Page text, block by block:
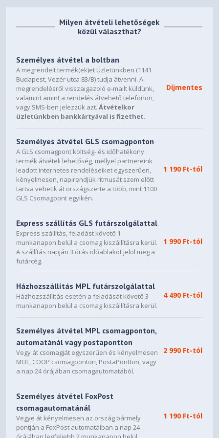
Vételi érzékenység
5GHz:
11ac HT20 mcs8:69dBm;11ac
HT40 mcs9:-65dBm;
11ac HT80 mcs9:-62dBm;
2.4GHz:
11g 54Mbps:-78dBm;
11n HT20 mcs7:-74dBm;
11n HT40 mcs7:-71dbm；
Sugárzási teljesítmény
<23dBm(5GHz)
Vezeték nélküli funkciók
Enable/Disable Wireless
Radio, WDS Bridge, WMM,
Wireless Statistics
SZOFTVER JELLEMZŐK
WAN típus
Dynamic IP, Static IP, PPPoE,
PPTP (Dual Access), L2TP
Access), BigPond
Vezérlés
Access Control, Local
Management, Remote
Management
DHCP
Address Reservation
Port Forwarding
Virtual Server, Port Triggering,
UPnP, DMZ
Dynamic DNS
DynDns, NO-IP
Hozzáférés kezelése
Management Control, Host List,
Tűzfal biztonság
DoS, SPI Firewall, IP and MAC
Address Binding
Milyen átvételi lehetőségek
közül választhat?
Személyes átvétel a boltban
A megrendelt termék(ek)et Üzletünkben (1141
Budapest, Vezér utca 83/B) tudja átvenni. A
megrendelésről visszaigazoló e-mailt küldünk,
valamint amint a rendelés átvehető telefonon,
vagy SMS-ben jelezzük azt.Átvételkor
üzletünkben bankkártyával is fizethet.
Díjmentes
Személyes átvétel GLS csomagponton
A GLS csomagpont költség- és időhatékony
termék átvételi lehetőség, mellyel partnereink
leadott internetes rendeléseiket egyszerűen,
kényelmesen, napirendjük ritmusát szem előtt
tartva vehetik át országszerte a több, mint 1100
GLS Csomagpont egyikén.
1 190 Ft-tól
Express szállítás GLS futárszolgálattal
Express szállítás, feladást követő 1
munkanapon belül a csomag kiszállításra kerül.
A szállítás napján 3 órás időablakot jelöl meg a
futárcég.
1 990 Ft-tól
Házhozszállítás MPL futárszolgálattal
Házhozszállítás esetén a feladását követő 3
munkanapon belül a csomag kiszállításra kerül.
4 490 Ft-tól
Személyes átvétel MPL csomagponton,
automatánál vagy postapontton
Vegy át csomagját egyszerűen és kényelmesen
MOL, COOP csomagponton, PostaPontton, vagy
a nap 24 órájában csomagautomatából.
2 990 Ft-tól
Személyes átvétel FoxPost
csomagautomatánál
Vegye át kényelmesen az ország bármely
pontján a FoxPost automatáiban a nap 24
1 190 Ft-tól